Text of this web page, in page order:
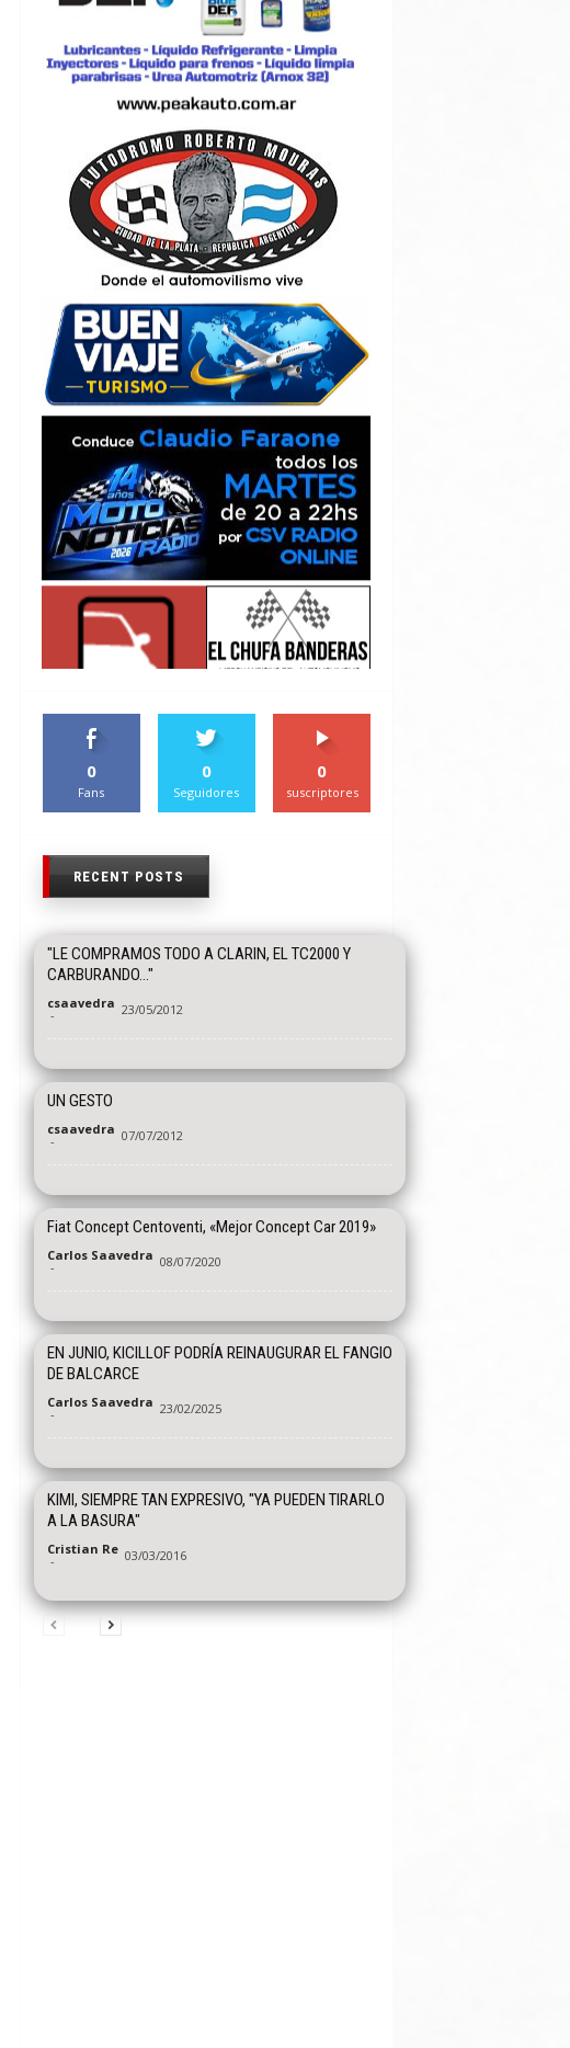
0
Fans
0
Seguidores
0
suscriptores
RECENT POSTS
"LE COMPRAMOS TODO A CLARIN, EL TC2000 Y
CARBURANDO…"
csaavedra
- 23/05/2012
UN GESTO
csaavedra
- 07/07/2012
Fiat Concept Centoventi, «Mejor Concept Car 2019»
Carlos Saavedra
- 08/07/2020
EN JUNIO, KICILLOF PODRÍA REINAUGURAR EL FANGIO
DE BALCARCE
Carlos Saavedra
- 23/02/2025
KIMI, SIEMPRE TAN EXPRESIVO, "YA PUEDEN TIRARLO
A LA BASURA"
Cristian Re
- 03/03/2016